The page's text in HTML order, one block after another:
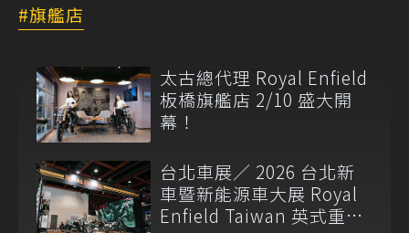
旗艦店
太古總代理 Royal Enfield
板橋旗艦店 2/10 盛大開
幕！
台北車展／ 2026 台北新
車暨新能源車大展 Royal
Enfield Taiwan 英式重機